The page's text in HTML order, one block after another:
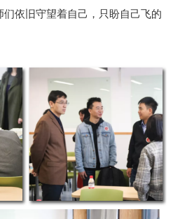
依旧守望着自己，只盼自己飞的